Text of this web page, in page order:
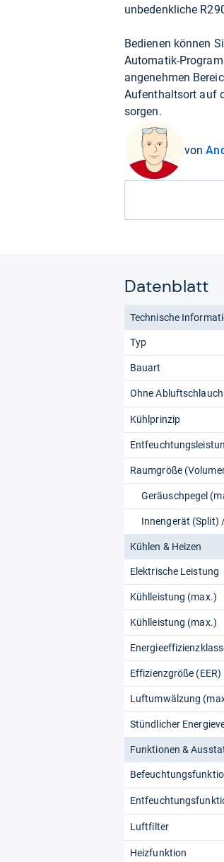
unbedenkliche
Bedienen können
Automatik-
angenehmen
Aufenthaltsort auf
sorgen.
von
Datenblatt
Technische
Typ
Bauart
Ohne Abluftschlauch
Kühlprinzip
Raumgröße
Geräuschpegel
Innengerät (Split)
Kühlen & Heizen
Elektrische Leistung
Kühlleistung (max.)
Kühlleistung (max.)
Effizienzgröße (EER)
Luftumwälzung
Stündlicher
Funktionen &
Luftfilter
Heizfunktion